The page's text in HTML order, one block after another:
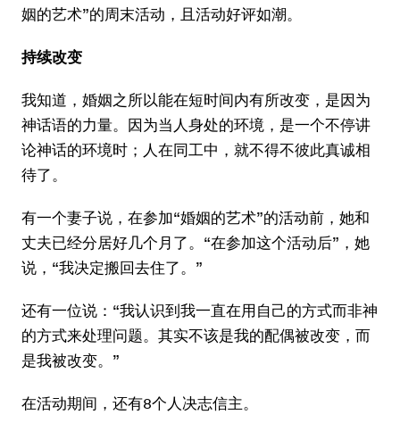
姻的艺术”的周末活动，且活动好评如潮。
持续改变
我知道，婚姻之所以能在短时间内有所改变，是因为
神话语的力量。因为当人身处的环境，是一个不停讲
论神话的环境时；人在同工中，就不得不彼此真诚相
待了。
有一个妻子说，在参加“婚姻的艺术”的活动前，她和
丈夫已经分居好几个月了。“在参加这个活动后”，她
说，“我决定搬回去住了。”
还有一位说：“我认识到我一直在用自己的方式而非神
的方式来处理问题。其实不该是我的配偶被改变，而
是我被改变。”
在活动期间，还有8个人决志信主。